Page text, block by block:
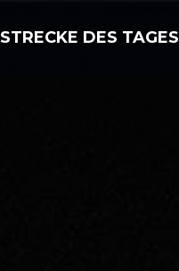
STRECKE DES TAGES